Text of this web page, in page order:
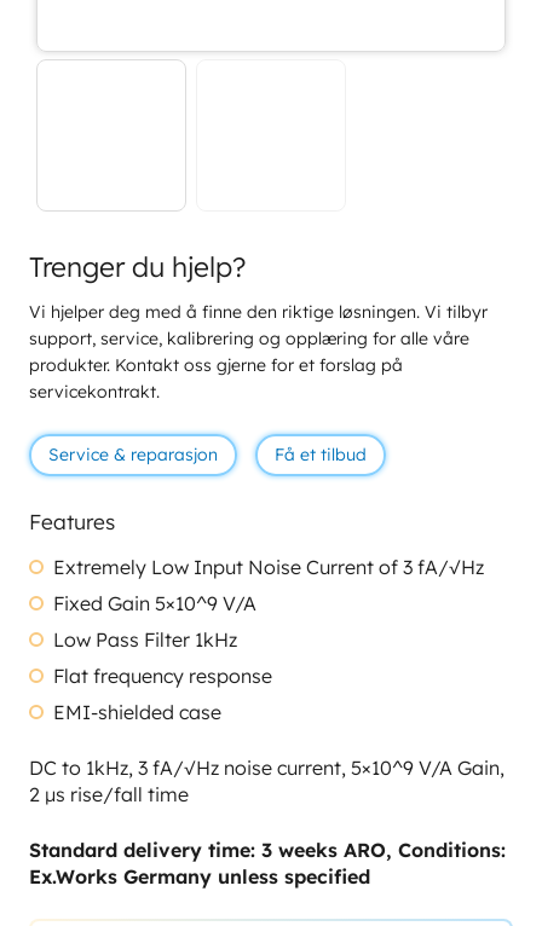
Trenger du hjelp?
Vi hjelper deg med å finne den riktige løsningen. Vi tilbyr
support, service, kalibrering og opplæring for alle våre
produkter. Kontakt oss gjerne for et forslag på
servicekontrakt.
Service & reparasjon Få et tilbud
Features
Extremely Low Input Noise Current of 3 fA/√Hz
Fixed Gain 5×10^9 V/A
Low Pass Filter 1kHz
Flat frequency response
EMI-shielded case
DC to 1kHz, 3 fA/√Hz noise current, 5×10^9 V/A Gain,
2 µs rise/fall time
Standard delivery time: 3 weeks ARO, Conditions:
Ex.Works Germany unless specified